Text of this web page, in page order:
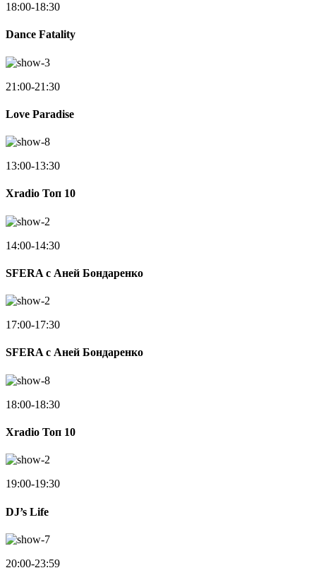
18:00-18:30
Dance Fatality
21:00-21:30
Love Paradise
13:00-13:30
Xradio Топ 10
14:00-14:30
SFERA с Аней Бондаренко
17:00-17:30
SFERA с Аней Бондаренко
18:00-18:30
Xradio Топ 10
19:00-19:30
DJ’s Life
20:00-23:59